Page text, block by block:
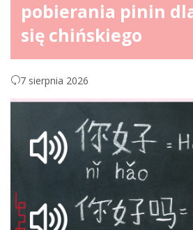
pobierania pinin
się chińskiego
7 sierpnia 2026